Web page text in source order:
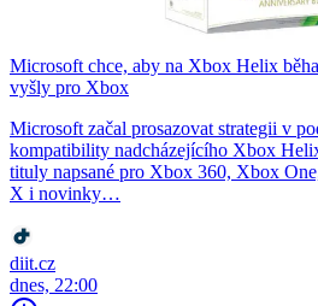
Microsoft chce, aby na Xbox Helix
vyšly pro Xbox
Microsoft začal prosazovat strategii v
kompatibility nadcházejícího Xbox
tituly napsané pro Xbox 360, Xbox
X i novinky…
diit.cz
dnes, 22:00